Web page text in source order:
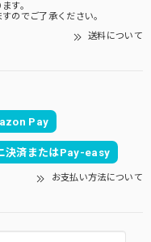
す。
のでご了承ください。
送料について
Pay
決済またはPay-easy
お支払い方法について